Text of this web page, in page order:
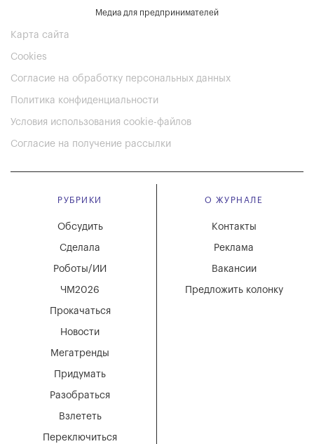
Медиа для предпринимателей
Карта сайта
Cookies
Согласие на обработку персональных данных
Политика конфиденциальности
Условия использования cookie-файлов
Согласие на получение рассылки
РУБРИКИ
Мегатренды
Придумать
Разобраться
Взлететь
Новости
Переключиться
Обсудить
Сделала
Роботы/ИИ
ЧМ2026
Прокачаться
О ЖУРНАЛЕ
Вакансии
Реклама
Контакты
Предложить колонку